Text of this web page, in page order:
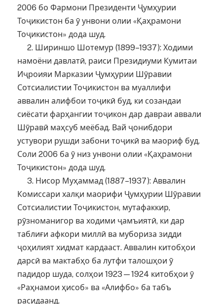
2006 бо Фармони Президенти Ҷумҳурии
Тоҷикистон ба ӯ унвони олии «Қаҳрамони
Тоҷикистон» дода шуд.
2. Шириншо Шотемур (1899–1937): Ходими
намоёни давлатӣ, раиси Президиуми Кумитаи
Иҷроияи Марказии Ҷумҳурии Шӯравии
Сотсиалистии Тоҷикистон ва муаллифи
аввалин алифбои тоҷикӣ буд, ки созандаи
сиёсати фарҳангии тоҷикон дар давраи аввали
Шӯравӣ маҳсуб меёбад. Вай ҷонибдори
устувори рушди забони тоҷикӣ ва маориф буд.
Соли 2006 ба ӯ низ унвони олии «Қаҳрамони
Тоҷикистон» дода шуд.
3. Нисор Муҳаммад (1887–1937): Аввалин
Комиссари халқи маорифи Ҷумҳурии Шӯравии
Сотсиалистии Тоҷикистон, мутафаккир,
рӯзноманигор ва ходими ҷамъиятӣ, ки дар
таблиғи афкори миллӣ ва мубориза зидди
ҷоҳилият хидмат кардааст. Аввалин китобҳои
дарсӣ ва мактабҳо ба лутфи талошҳои ӯ
падидор шуда, солҳои 1923—1924 китобҳои ӯ
«Раҳнамои ҳисоб» ва «Алифбо» ба табъ
расидаанд.